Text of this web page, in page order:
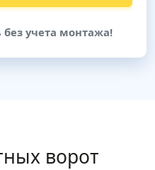
без учета монтажа!
ворот